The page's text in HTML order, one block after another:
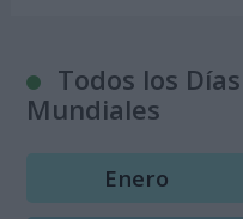
Todos los
Mundiales
Enero